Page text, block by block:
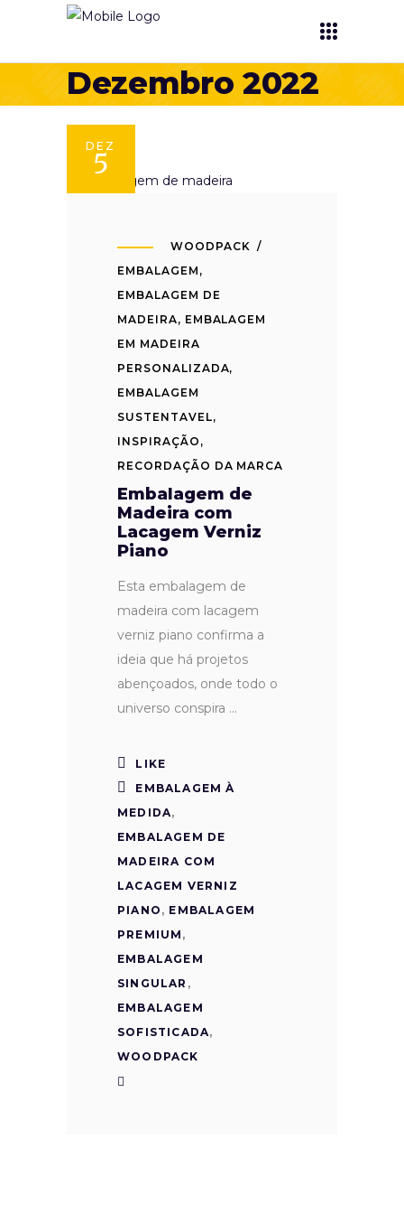
Dezembro 2022
DEZ
5
WOODPACK
EMBALAGEM ,
EMBALAGEM DE
MADEIRA, EMBALAGEM
EM MADEIRA
PERSONALIZADA,
EMBALAGEM
SUSTENTAVEL,
INSPIRAÇÃO ,
RECORDAÇÃO DA MARCA
Embalagem de
Madeira com
Lacagem Verniz
Piano
Esta embalagem de
madeira com lacagem
verniz piano confirma a
ideia que há projetos
abençoados, onde todo o
universo conspira
LIKE
EMBALAGEM À
MEDIDA,
EMBALAGEM DE
MADEIRA COM
LACAGEM VERNIZ
PIANO , EMBALAGEM
PREMIUM ,
EMBALAGEM
SINGULAR ,
EMBALAGEM
SOFISTICADA,
WOODPACK